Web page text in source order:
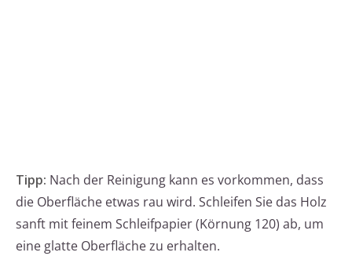
Tipp: Nach der Reinigung kann es vorkommen, dass
die Oberfläche etwas rau wird. Schleifen Sie das Holz
sanft mit feinem Schleifpapier (Körnung 120) ab, um
eine glatte Oberfläche zu erhalten.